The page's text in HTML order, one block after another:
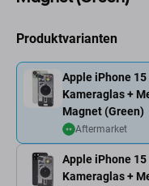
Produktvarianten
Apple iPhone
Kameraglas +
Apple iPhone
Kameraglas +
Magnet (Green)
Aftermarket